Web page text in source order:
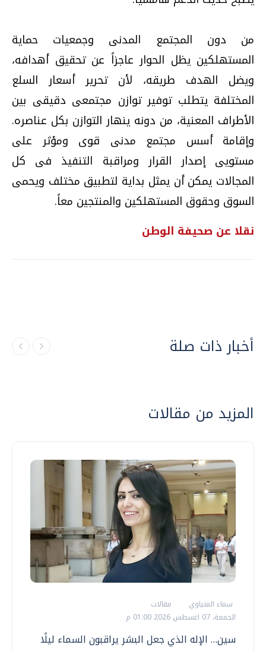
من دون المجتمع المدنى وجمعيات حماية
المستهلكين يظل الحوار عاجزاً عن تحقيق أهدافه،
ويضل الهدف طريقه، لأن تحرير أسعار السلع
المختلفة يتطلب توفير توازن مجتمعى دقيقى بين
الأطراف المعنية، من دونه ينهار التوازن بكل عناصره.
وإقامة أسس مجتمع مدنى قوى ومؤثر على
مستويى إصدار القرار ومراقبة التنفيذ فى كل
المجالات يمكن أن يمثل بداية لتطبيق مختلف ويحمى
السوق وحقوق المستهلكين والمنتجين معاً.
نقلا عن صحيفة الوطن
أخبار ذات صلة
المزيد من مقالات
سماء المنياوي
مقالات
الجمعة، 07 اغسطس 2026 01:00 م
سين… الإله الذي جعل البشر يراقبون السماء ليلًا